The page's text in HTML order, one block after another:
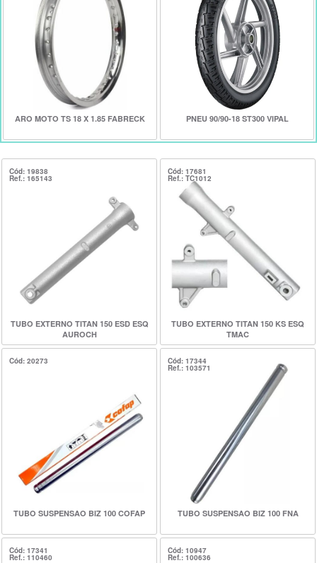
ARO MOTO TS 18 X 1.85 FABRECK PNEU 90/90-18 ST300 VIPAL
Cód: 19838
Ref.: 165143
TUBO EXTERNO TITAN 150 ESD ESQ
AUROCH
Cód: 17681
Ref.: TC1012
TUBO EXTERNO TITAN 150 KS ESQ
TMAC
Cód: 20273
TUBO SUSPENSAO BIZ 100 COFAP
Cód: 17344
Ref.: 103571
TUBO SUSPENSAO BIZ 100 FNA
Cód: 17341
Ref.: 110460
Cód: 10947
Ref.: 100636